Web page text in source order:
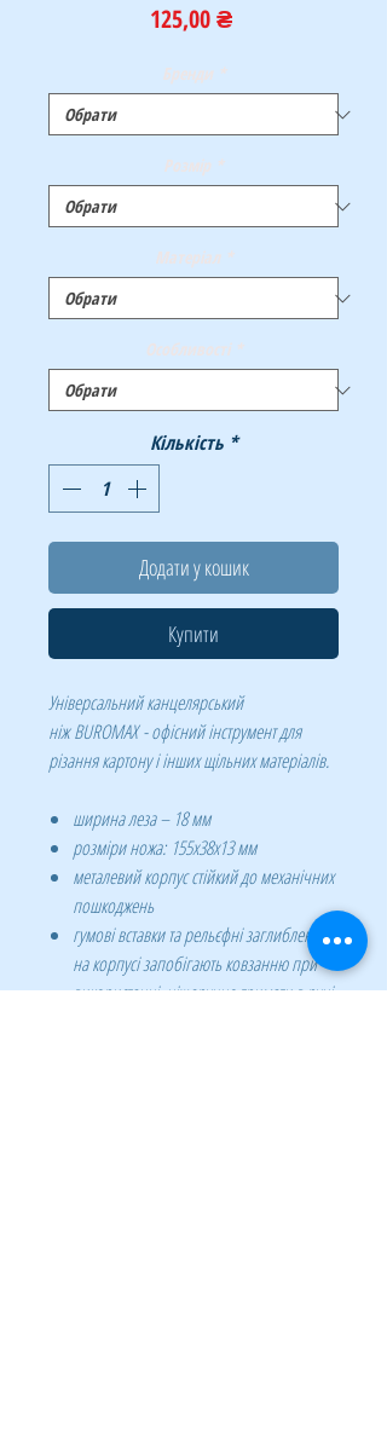
125,00 ₴Ціна
Бренди *
Розмір *
Матеріал *
Особливості *
Кількість *
Додати у кошик
Купити
Універсальний канцелярський
ніж BUROMAX - офісний інструмент для
різання картону і інших щільних матеріалів.
ширина леза – 18 мм
розміри ножа: 155х38х13 мм
металевий корпус стійкий до механічних
пошкоджень
гумові вставки та рельєфні заглиблення
на корпусі запобігають ковзанню при
використанні, ніж зручно тримати в руці